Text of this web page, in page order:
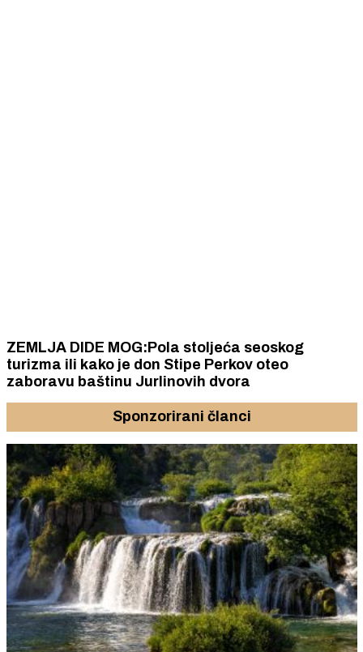
ZEMLJA DIDE MOG:Pola stoljeća seoskog
turizma ili kako je don Stipe Perkov oteo
zaboravu baštinu Jurlinovih dvora
Sponzorirani članci